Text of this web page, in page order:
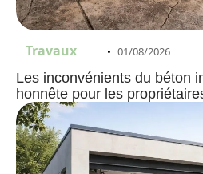
Travaux 01/08/2026
Les inconvénients du béton
honnête pour les